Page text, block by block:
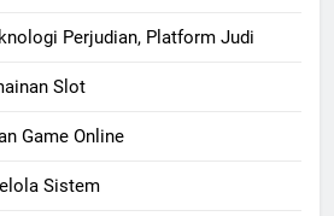
Perjudian, Platform Judi
Slot
Game Online
Sistem